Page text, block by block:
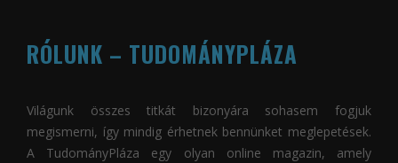
RÓLUNK – TUDOMÁNYPLÁZA
Világunk összes titkát bizonyára sohasem fogjuk
megismerni, így mindig érhetnek bennünket meglepetések.
A TudományPláza egy olyan online magazin, amely